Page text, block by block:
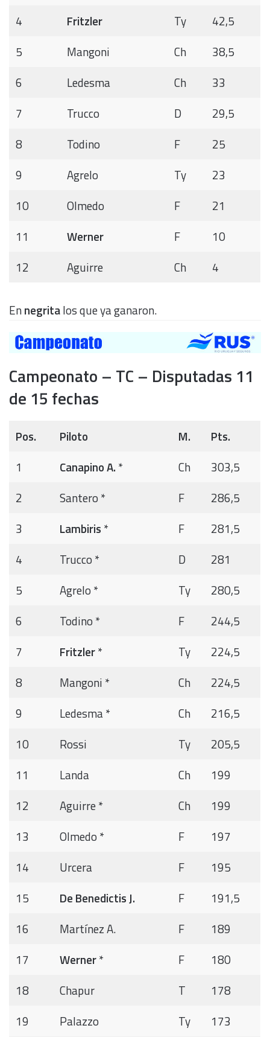
4
Fritzler Ty
42,5
5
Mangoni Ch
38,5
6
Ledesma Ch
33
7
Trucco D
29,5
8
Todino F
25
9
Agrelo Ty
23
10
Olmedo F
21
11
Werner F
10
12
Aguirre Ch 4
Ennegritalos que ya ganaron.
Campeonato – TC – Disputadas 11
de 15 fechas
Pos. Piloto M.
Pts.
1
Canapino A. * Ch
303,5
2
Santero * F
286,5
3
Lambiris * F
281,5
4
Trucco * D
281
5
Agrelo * Ty
280,5
6
Todino * F
244,5
7
Fritzler* Ty
224,5
8
Mangoni * Ch
224,5
9
Ledesma * Ch
216,5
10
Rossi Ty
205,5
11
Landa Ch
199
12
Aguirre * Ch
199
13
Olmedo * F
197
14
Urcera F
195
15
De Benedictis J. F
191,5
16
Martínez A. F
189
17
Werner* F
180
18
Chapur T
178
19
Palazzo Ty 173